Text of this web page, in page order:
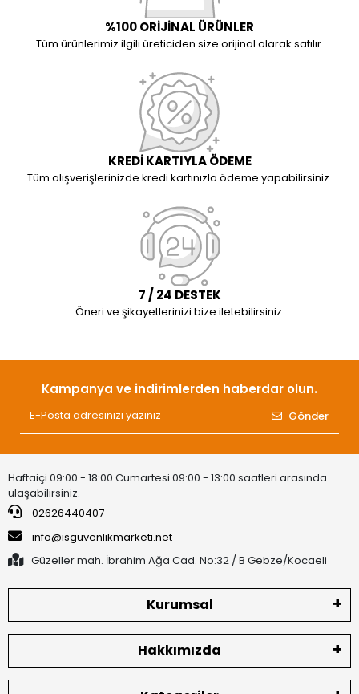
%100 ORİJİNAL ÜRÜNLER
Tüm ürünlerimiz ilgili üreticiden size orijinal olarak satılır.
KREDİ KARTIYLA ÖDEME
Tüm alışverişlerinizde kredi kartınızla ödeme yapabilirsiniz.
7 / 24 DESTEK
Öneri ve şikayetlerinizi bize iletebilirsiniz.
Kampanya ve indirimlerden haberdar olun.
Gönder
Haftaiçi 09:00 - 18:00 Cumartesi 09:00 - 13:00 saatleri arasında
ulaşabilirsiniz.
02626440407
info@isguvenlikmarketi.net
Güzeller mah. İbrahim Ağa Cad. No:32 / B Gebze/Kocaeli
Kurumsal
Hakkımızda